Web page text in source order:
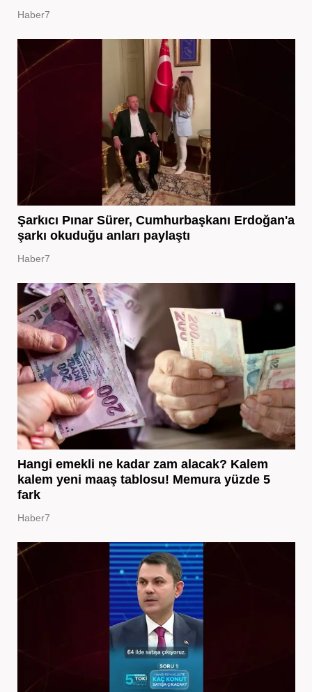
Haber7
Şarkıcı Pınar Sürer, Cumhurbaşkanı Erdoğan'a
şarkı okuduğu anları paylaştı
Haber7
Hangi emekli ne kadar zam alacak? Kalem
kalem yeni maaş tablosu! Memura yüzde 5
fark
Haber7